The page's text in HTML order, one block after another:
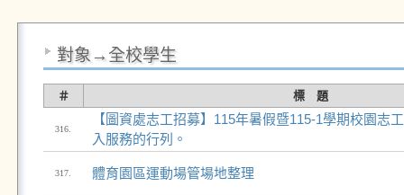
對象→全校學生
＃ 標 題
316.
【圖資處志工招募】115年暑假暨115-1學期校園志
入服務的行列。
317. 體育園區運動場管場地整理